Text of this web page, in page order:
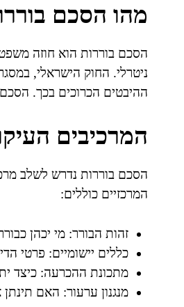
מהו הסכם
הסכם בוררות הוא חוזה
ההיבטים הכרוכים בכך.
המרכיבים
הסכם בוררות נדרש לשלב
המרכזיים כוללים:
זהות הבורר: מי יכהן
כללים יישומיים: פרטי
מתכונת ההכרעה: כיצד
מנגנון ערעור: האם